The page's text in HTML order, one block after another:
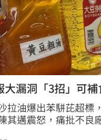
大漏洞「3招」可
拉油爆出苯駢芘超標
其邁震怒，痛批不良